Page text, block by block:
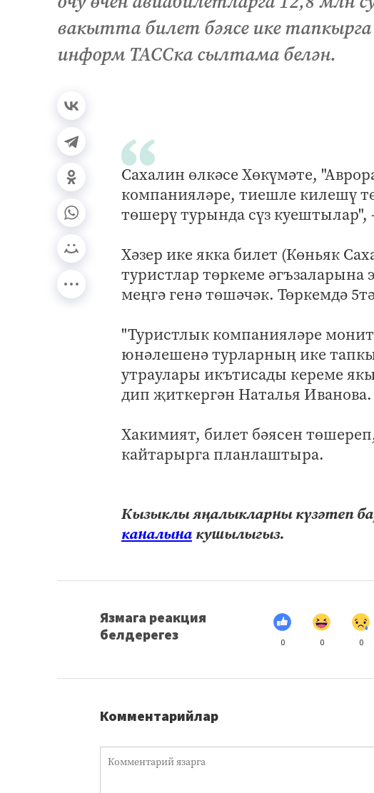
вакытта билет бәясе ике
информ ТАССка сылтама белән.
Сахалин өлкәсе Хөкүмәте,
компанияләре, тиешле килешү
төшерү турында сүз куештылар",
Хәзер ике якка билет (Көньяк
туристлар төркеме әгъзаларына
меңгә генә төшәчәк. Төркемдә
"Туристлык компанияләре
юнәлешенә турларның ике
утраулары икътисады кереме
дип җиткергән Наталья Иванова.
Хакимият, билет бәясен
кайтарырга планлаштыра.
Кызыклы яңалыкларны күзәтеп
каналына кушылыгыз.
Язмага реакция
белдерегез
0 0 0
Комментарийлар